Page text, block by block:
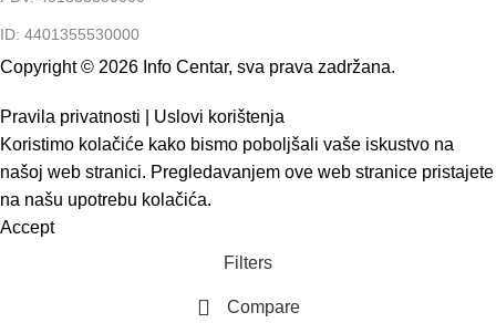
ID: 4401355530000
Copyright © 2026 Info Centar, sva prava zadržana.
Pravila privatnosti
Uslovi korištenja
Koristimo kolačiće kako bismo poboljšali vaše iskustvo na
našoj web stranici. Pregledavanjem ove web stranice pristajete
na našu upotrebu kolačića.
Accept
Filters
Compare